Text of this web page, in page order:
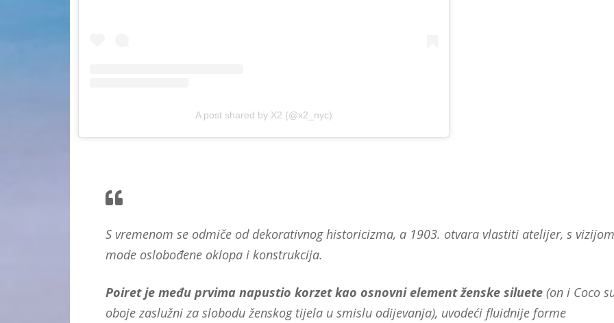
A post shared by X2 (@x2_nyc)
S vremenom se odmiče od dekorativnog historicizma, a 1903. otvara vlastiti atelijer, s vizijom
mode oslobođene oklopa i konstrukcija.
Poiret je među prvima napustio korzet kao osnovni element ženske siluete (on i Coco
oboje zaslužni za slobodu ženskog tijela u smislu odijevanja), uvodeći fluidnije forme